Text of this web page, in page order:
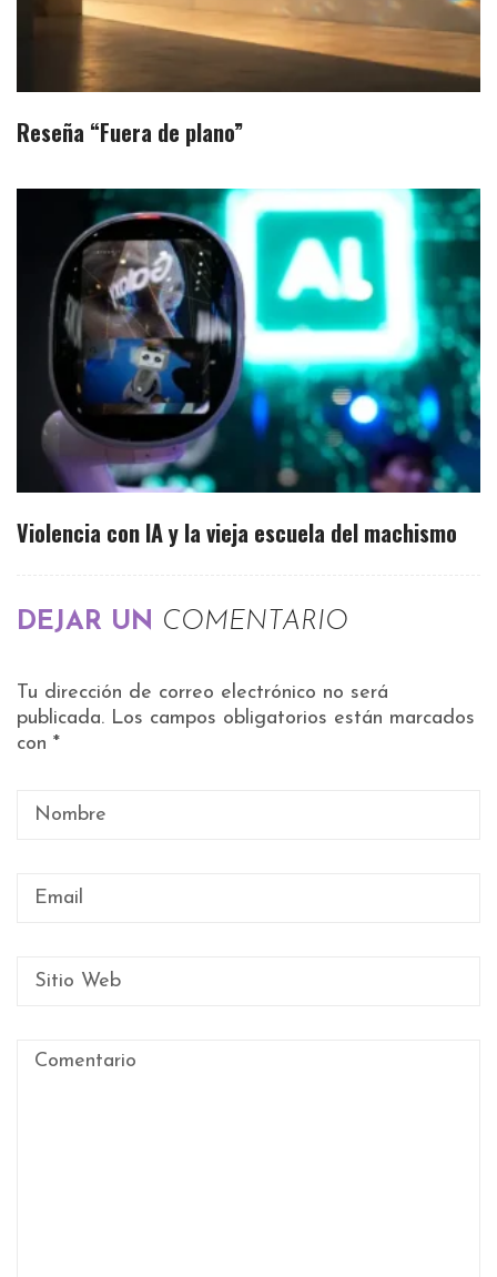
Reseña “Fuera de plano”
Violencia con IA y la vieja escuela del machismo
DEJAR UN COMENTARIO
Tu dirección de correo electrónico no será
publicada. Los campos obligatorios están marcados
con *